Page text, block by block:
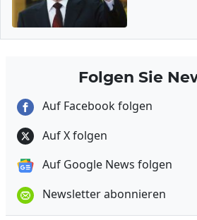
Folgen Sie
Auf Facebook folgen
Auf X folgen
Auf Google News folgen
Newsletter abonnieren